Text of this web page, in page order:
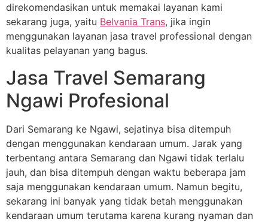
direkomendasikan untuk memakai layanan kami
sekarang juga, yaitu Belvania Trans, jika ingin
menggunakan layanan jasa travel professional dengan
kualitas pelayanan yang bagus.
Jasa Travel Semarang
Ngawi Profesional
Dari Semarang ke Ngawi, sejatinya bisa ditempuh
dengan menggunakan kendaraan umum. Jarak yang
terbentang antara Semarang dan Ngawi tidak terlalu
jauh, dan bisa ditempuh dengan waktu beberapa jam
saja menggunakan kendaraan umum. Namun begitu,
sekarang ini banyak yang tidak betah menggunakan
kendaraan umum terutama karena kurang nyaman dan